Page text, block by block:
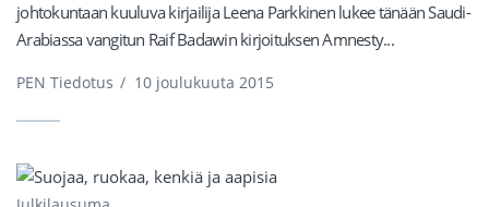
johtokuntaan kuuluva kirjailija Leena Parkkinen lukee tänään Saudi-
Arabiassa vangitun Raif Badawin kirjoituksen Amnesty...
PEN Tiedotus / 10 joulukuuta 2015